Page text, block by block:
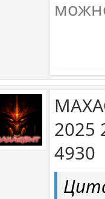
2025
4930